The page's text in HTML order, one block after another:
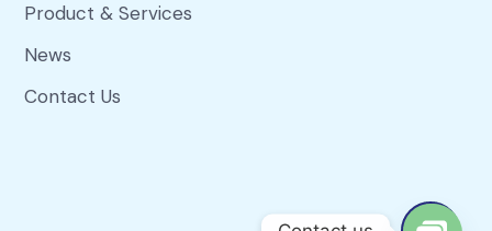
Product & Services
News
Contact Us